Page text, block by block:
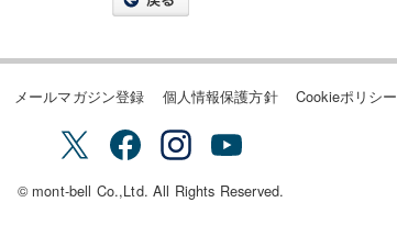
メールマガジン登録 個人情報保護方針 Cookieポリシー
© mont-bell Co.,Ltd. All Rights Reserved.